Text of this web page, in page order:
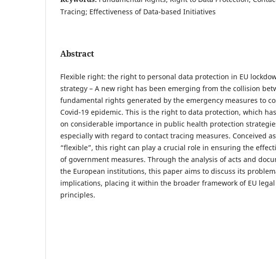
Tracing; Effectiveness of Data-based Initiatives
Abstract
Flexible right: the right to personal data protection in EU
strategy – A new right has been emerging from the collision
fundamental rights generated by the emergency measures to
Covid-19 epidemic. This is the right to data protection, which
on considerable importance in public health protection
especially with regard to contact tracing measures. Conceived as
“flexible”, this right can play a crucial role in ensuring the
of government measures. Through the analysis of acts and
the European institutions, this paper aims to discuss its
implications, placing it within the broader framework of EU legal
principles.